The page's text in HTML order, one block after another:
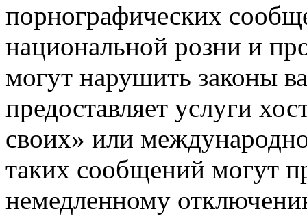
порнографических
национальной розни и
могут нарушить законы
предоставляет услуги
своих» или
таких сообщений могут
немедленному